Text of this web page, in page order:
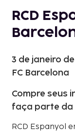
RCD
3 de janeiro
FC Barcelona
Compre seus
faça parte da
RCD Espanyol